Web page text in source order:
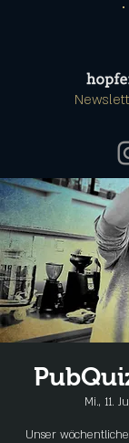
Mi., 11.
Unser